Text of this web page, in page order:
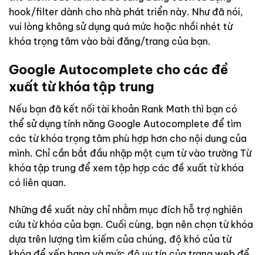
hook/filter dành cho nhà phát triển này. Như đã nói,
vui lòng không sử dụng quá mức hoặc nhồi nhét từ
khóa trọng tâm vào bài đăng/trang của bạn.
Google Autocomplete cho các đề
xuất từ ​​khóa tập trung
Nếu bạn đã kết nối tài khoản Rank Math thì bạn có
thể sử dụng tính năng Google Autocomplete để tìm
các từ khóa trọng tâm phù hợp hơn cho nội dung của
mình. Chỉ cần bắt đầu nhập một cụm từ vào trường Từ
khóa tập trung để xem tập hợp các đề xuất từ ​​khóa
có liên quan.
Những đề xuất này chỉ nhằm mục đích hỗ trợ nghiên
cứu từ khóa của bạn. Cuối cùng, bạn nên chọn từ khóa
dựa trên lượng tìm kiếm của chúng, độ khó của từ